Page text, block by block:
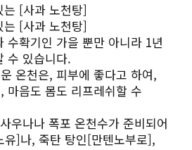
는 [사과 노천탕]
는 [사과 노천탕]
수확기인 가을 뿐만 아니라 1년
수 있습니다.
온천은, 피부에 좋다고 하여,
마음도 몸도 리프레쉬할 수
우나나 폭포 온천수가 준비되어
유]나, 죽탄 탕인[만텐노부로],